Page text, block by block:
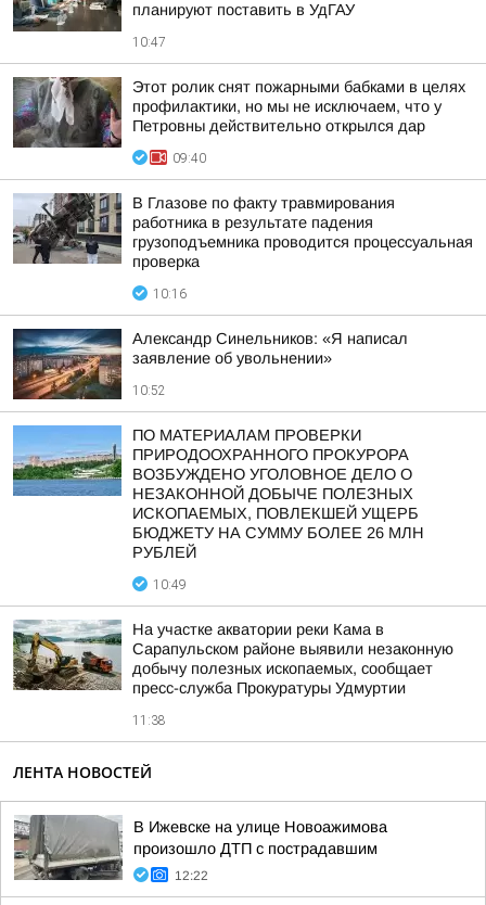
планируют поставить в УдГАУ
10:47
Этот ролик снят пожарными бабками в целях
профилактики, но мы не исключаем, что у
Петровны действительно открылся дар
09:40
В Глазове по факту травмирования
работника в результате падения
грузоподъемника проводится процессуальная
проверка
10:16
Александр Синельников: «Я написал
заявление об увольнении»
10:52
ПО МАТЕРИАЛАМ ПРОВЕРКИ
ПРИРОДООХРАННОГО ПРОКУРОРА
ВОЗБУЖДЕНО УГОЛОВНОЕ ДЕЛО О
НЕЗАКОННОЙ ДОБЫЧЕ ПОЛЕЗНЫХ
ИСКОПАЕМЫХ, ПОВЛЕКШЕЙ УЩЕРБ
БЮДЖЕТУ НА СУММУ БОЛЕЕ 26 МЛН
РУБЛЕЙ
10:49
На участке акватории реки Кама в
Сарапульском районе выявили незаконную
добычу полезных ископаемых, сообщает
пресс-служба Прокуратуры Удмуртии
11:38
ЛЕНТА НОВОСТЕЙ
В Ижевске на улице Новоажимова
произошло ДТП с пострадавшим
12:22